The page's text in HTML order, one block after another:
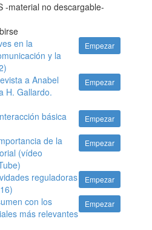
-material no descargable-
Empezar
en la
y la
Empezar
a Anabel
H. Gallardo.
Empezar
básica
Empezar
de la
(vídeo
Empezar
reguladoras
Empezar
con los
más relevantes